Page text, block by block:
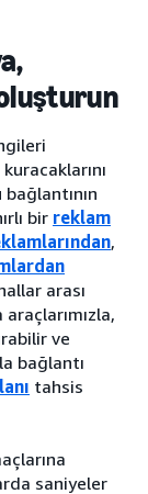
bir reklam
,
arası
ve
bağlantı
tahsis
saniyeler